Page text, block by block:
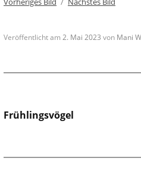
Veröffentlicht am 2. Mai 2023 von Mani
Frühlingsvögel